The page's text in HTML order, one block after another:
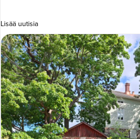
Lisää uutisia